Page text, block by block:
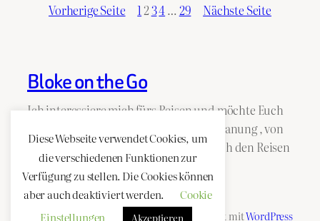
Vorherige Seite 1234… 29 Nächste Seite
Bloke on the Go
Ich interessiere mich fürs Reisen und möchte Euch
hier von meinen Erfahrungen bei der Planung , von
der genutzten Ausrüstung und natürlich den Reisen
selbst erzählen.
Twenty Twenty-Five Gestaltet mitWordPress
Diese Webseite verwendet Cookies, um
die verschiedenen Funktionen zur
Verfügung zu stellen. Die Cookies können
aber auch deaktiviert werden.
Cookie
Einstellungen
Akzeptieren